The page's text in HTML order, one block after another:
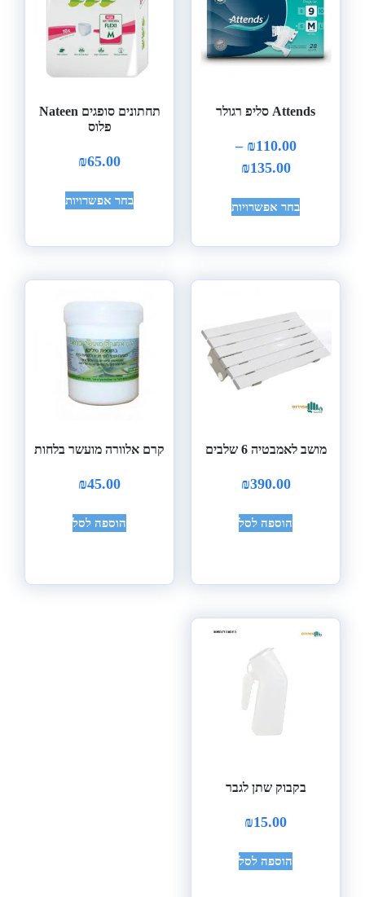
Attends סליפ רגולר
₪110.00
–
₪135.00
בחר אפשרויות
תחתונים סופגים Nateen
פלוס
₪65.00
בחר אפשרויות
מושב לאמבטיה 6 שלבים
₪390.00
הוספה לסל
קרם אלוורה מועשר בלחות
₪45.00
הוספה לסל
בקבוק שתן לגבר
₪15.00
הוספה לסל